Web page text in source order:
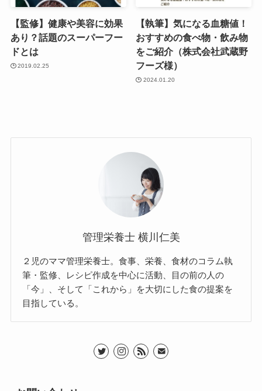
【監修】健康や美容に効果
あり？話題のスーパーフー
ドとは
2019.02.25
【執筆】気になる血糖値！
おすすめの食べ物・飲み物
をご紹介（株式会社武蔵野
フーズ様）
2024.01.20
管理栄養士 横川仁美
２児のママ管理栄養士。食事、栄養、食材のコラム執
筆・監修、レシピ作成を中心に活動、目の前の人の
「今」、そして「これから」を大切にした食の提案を
目指している。